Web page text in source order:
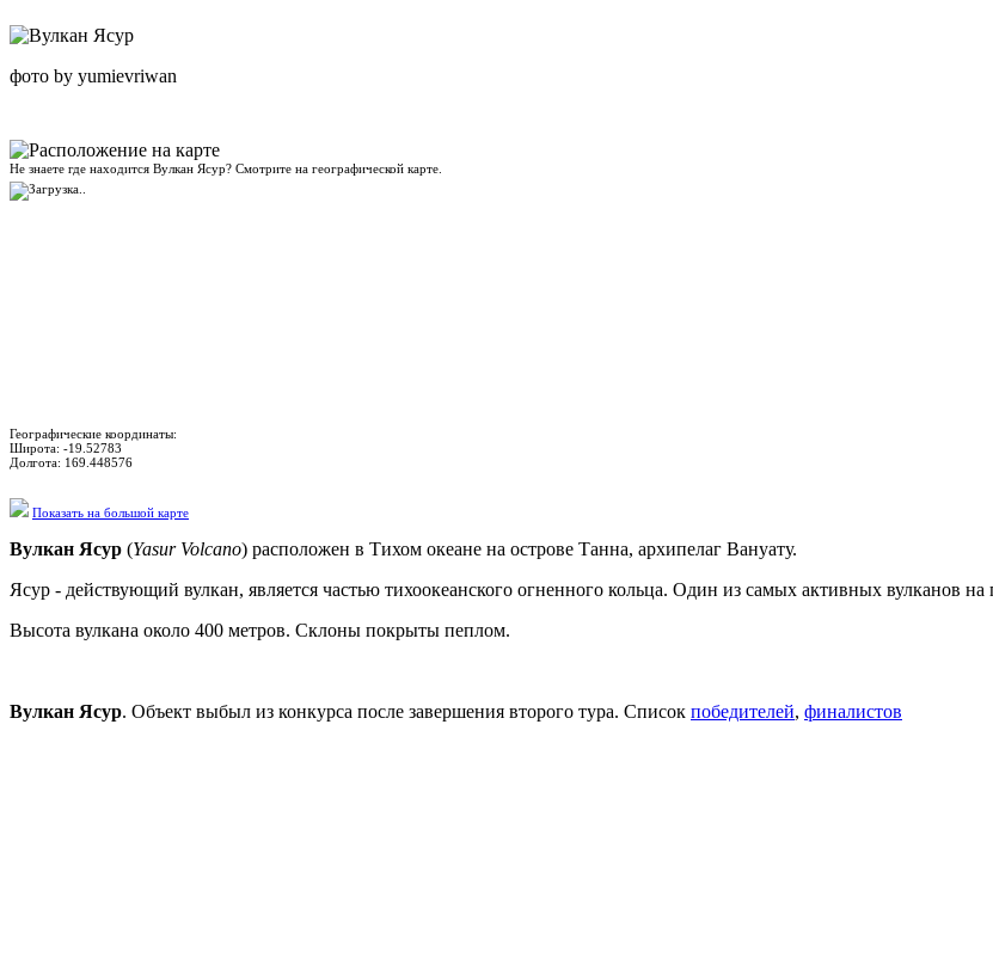
фото by yumievriwan
Не знаете где находится Вулкан Ясур? Смотрите на географической карте.
Географические координаты:
Широта: -19.52783
Долгота: 169.448576
Показать на большой карте
Вулкан Ясур (Yasur Volcano) расположен в Тихом океане на острове Танна, архипелаг Вануату.
Ясур - действующий вулкан, является частью тихоокеанского огненного кольца. Один из самых активных вулканов на
Высота вулкана около 400 метров. Склоны покрыты пеплом.
Вулкан Ясур. Объект выбыл из конкурса после завершения второго тура. Список победителей, финалистов